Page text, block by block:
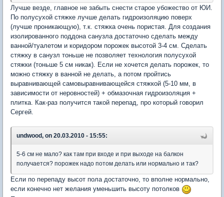
Лучше везде, главное не забыть снести старое убожество от ЮИ.
По полусухой стяжке лучше делать гидроизоляцию поверх
(лучше проникающую), т.к. стяжка очень пористая. Для создания
изолированного поддона санузла достаточно сделать между
ванной/туалетом и коридором порожек высотой 3-4 см. Сделать
стяжку в санузл тоньше не позволяет технология полусухой
стяжки (тоньше 5 см никак). Если не хочется делать порожек, то
можно стяжку в ванной не делать, а потом пройтись
выравнивающей самовыравнивающейся стяжкой (5-10 мм, в
зависимости от неровностей) + обмазочная гидроизоляция +
плитка. Как-раз получится такой перепад, про который говорил
Сергей.
undwood, on 20.03.2010 - 15:55:
5-6 см не мало? как там при входе и при выходе на балкон
получается? порожек надо потом делать или нормально и так?
Если по перепаду высот пола достаточно, то вполне нормально,
если конечно нет желания уменьшить высоту потолков